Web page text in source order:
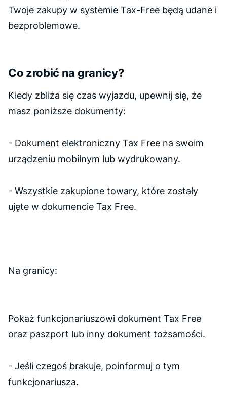
Twoje zakupy w systemie Tax-Free będą udane i
bezproblemowe.
Co zrobić na granicy?
Kiedy zbliża się czas wyjazdu, upewnij się, że
masz poniższe dokumenty:
- Dokument elektroniczny Tax Free na swoim
urządzeniu mobilnym lub wydrukowany.
- Wszystkie zakupione towary, które zostały
ujęte w dokumencie Tax Free.
Na granicy:
Pokaż funkcjonariuszowi dokument Tax Free
oraz paszport lub inny dokument tożsamości.
- Jeśli czegoś brakuje, poinformuj o tym
funkcjonariusza.